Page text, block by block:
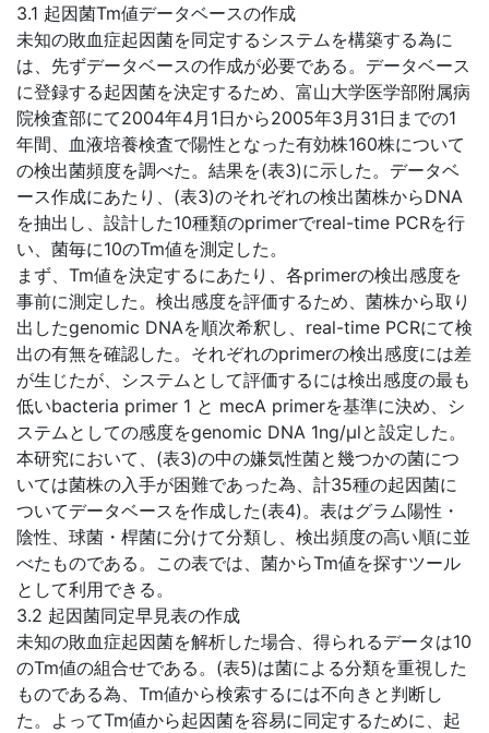
3.1 起因菌Tm値データベースの作成
未知の敗血症起因菌を同定するシステムを構築する為に
は、先ずデータベースの作成が必要である。データベース
に登録する起因菌を決定するため、富山大学医学部附属病
院検査部にて2004年4月1日から2005年3月31日までの1
年間、血液培養検査で陽性となった有効株160株について
の検出菌頻度を調べた。結果を(表3)に示した。データベ
ース作成にあたり、(表3)のそれぞれの検出菌株からDNA
を抽出し、設計した10種類のprimerでreal-time PCRを行
い、菌毎に10のTm値を測定した。
まず、Tm値を決定するにあたり、各primerの検出感度を
事前に測定した。検出感度を評価するため、菌株から取り
出したgenomic DNAを順次希釈し、real-time PCRにて検
出の有無を確認した。それぞれのprimerの検出感度には差
が生じたが、システムとして評価するには検出感度の最も
低いbacteria primer 1 と mecA primerを基準に決め、シ
ステムとしての感度をgenomic DNA 1ng/μlと設定した。
本研究において、(表3)の中の嫌気性菌と幾つかの菌につ
いては菌株の入手が困難であった為、計35種の起因菌に
ついてデータベースを作成した(表4)。表はグラム陽性・
陰性、球菌・桿菌に分けて分類し、検出頻度の高い順に並
べたものである。この表では、菌からTm値を探すツール
として利用できる。
3.2 起因菌同定早見表の作成
未知の敗血症起因菌を解析した場合、得られるデータは10
のTm値の組合せである。(表5)は菌による分類を重視した
ものである為、Tm値から検索するには不向きと判断し
た。よってTm値から起因菌を容易に同定するために、起